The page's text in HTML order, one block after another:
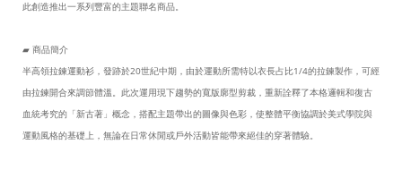
此創造推出一系列豐富的主題聯名商品。
▰ 商品簡介
半高領拉鍊運動衫，發跡於20世紀中期，由於運動所需特以衣長占比1/4的拉鍊製作，可經
由拉鍊開合來調節體溫。此次運用現下趨勢的寬版廓型剪裁，重新詮釋了本格邏輯和復古
血統考究的「新古著」概念，搭配主題帶出的圖像與色彩，使整體平衡協調於美式學院與
運動風格的基礎上，無論在日常休閒或戶外活動皆能帶來絕佳的穿著體驗。